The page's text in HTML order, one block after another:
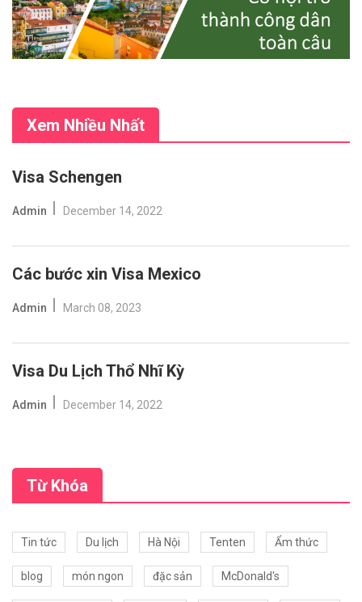
Xem Nhiều Nhất
Visa Schengen
Admin December 14, 2022
Các bước xin Visa Mexico
Admin March 08, 2023
Visa Du Lịch Thổ Nhĩ Kỳ
Admin December 14, 2022
Từ Khóa
Tin tức Du lịch Hà Nội Tenten Ẩm thức
blog món ngon đặc sản McDonald's